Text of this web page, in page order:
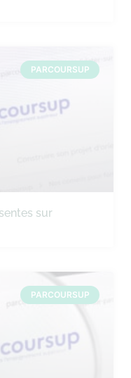
PARCOURSUP
sur
PARCOURSUP